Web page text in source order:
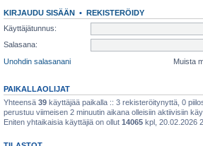
KIRJAUDU SISÄÄN • REKISTERÖIDY
Käyttäjätunnus:
Salasana:
Unohdin salasanani
Muista
PAIKALLAOLIJAT
Yhteensä 39 käyttäjää paikalla :: 3 rekisteröitynyttä, 0
perustuu viimeisen 2 minuutin aikana olleisiin aktiivisiin
Eniten yhtaikaisia käyttäjiä on ollut 14065 kpl, 20.02.2026